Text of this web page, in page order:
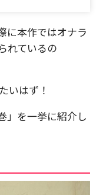
に本作ではオナラ
れているの
いはず！
」を一挙に紹介し